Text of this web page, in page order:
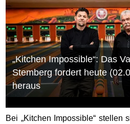
„Kitchen Impossible“: Das
Stemberg fordert heute
heraus
Bei „Kitchen Impossible“ stellen